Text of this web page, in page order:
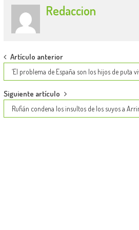
Redaccion
Post
navigation
Artículo anterior
‘El problema de España son los hijos de puta
Siguiente artículo
Rufián condena los insultos de los suyos a